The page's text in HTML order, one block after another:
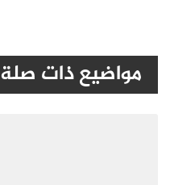
مواضيع ذات صلة